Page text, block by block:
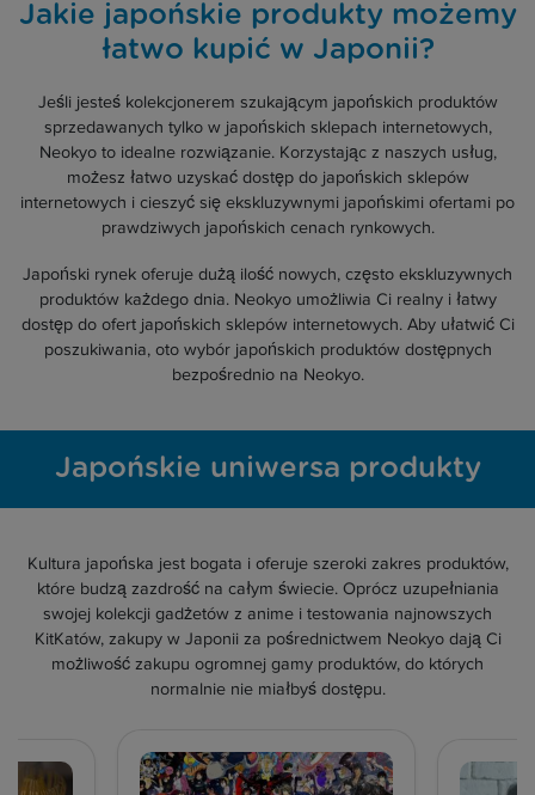
Jakie japońskie produkty możemy
łatwo kupić w Japonii?
Jeśli jesteś kolekcjonerem szukającym japońskich produktów
sprzedawanych tylko w japońskich sklepach internetowych,
Neokyo to idealne rozwiązanie. Korzystając z naszych usług,
możesz łatwo uzyskać dostęp do japońskich sklepów
internetowych i cieszyć się ekskluzywnymi japońskimi ofertami po
prawdziwych japońskich cenach rynkowych.
Japoński rynek oferuje dużą ilość nowych, często ekskluzywnych
produktów każdego dnia. Neokyo umożliwia Ci realny i łatwy
dostęp do ofert japońskich sklepów internetowych. Aby ułatwić Ci
poszukiwania, oto wybór japońskich produktów dostępnych
bezpośrednio na Neokyo.
Japońskie uniwersa produkty
Kultura japońska jest bogata i oferuje szeroki zakres produktów,
które budzą zazdrość na całym świecie. Oprócz uzupełniania
swojej kolekcji gadżetów z anime i testowania najnowszych
KitKatów, zakupy w Japonii za pośrednictwem Neokyo dają Ci
możliwość zakupu ogromnej gamy produktów, do których
normalnie nie miałbyś dostępu.